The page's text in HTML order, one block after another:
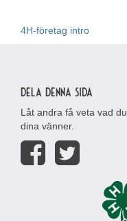
4H-företag intro
Dela denna sida
Låt andra få veta vad
dina vänner.